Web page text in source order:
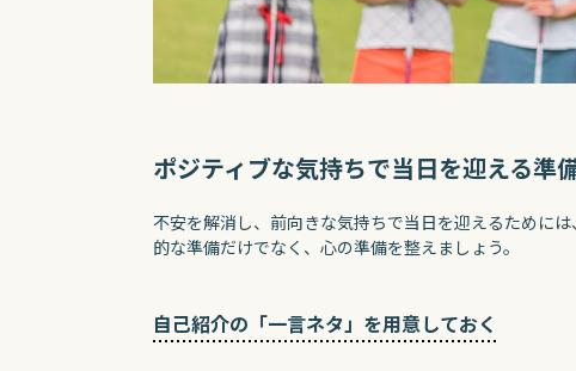
ポジティブな気持ちで当日を迎える準
不安を解消し、前向きな気持ちで当日を迎えるために
的な準備だけでなく、心の準備を整えましょう。
自己紹介の「一言ネタ」を用意しておく